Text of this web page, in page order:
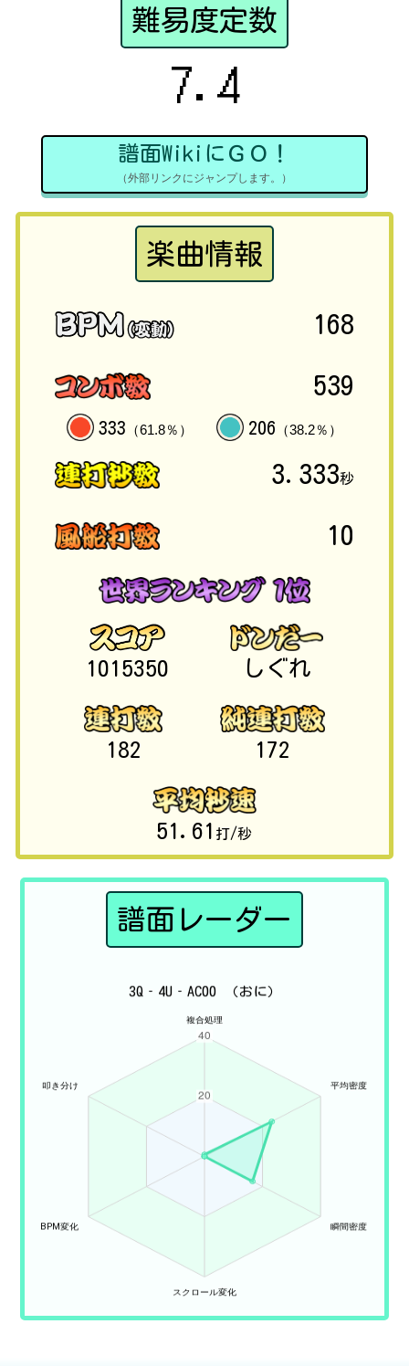
難易度定数
7.4
譜面WikiにＧＯ！
（外部リンクにジャンプします。）
楽曲情報
168
539
333 （61.8％） 206 （38.2％）
3.333秒
10
1015350 しぐれ
182 172
51.61 打/秒
譜面レーダー